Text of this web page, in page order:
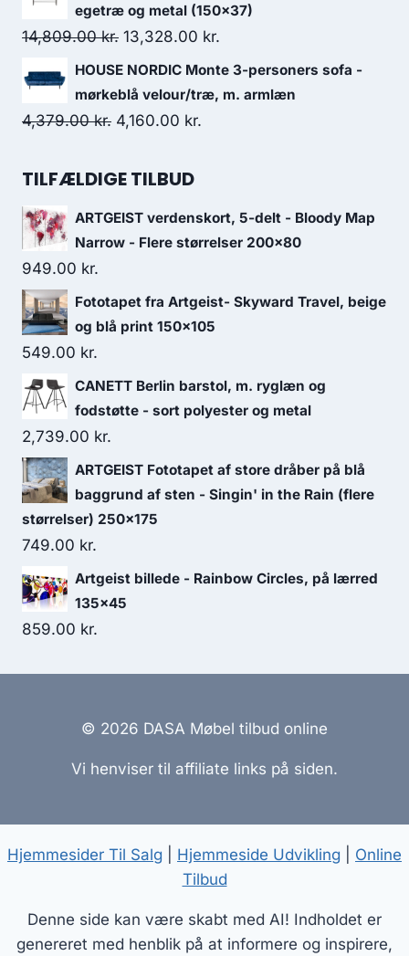
egetræ og metal (150x37)
14,809.00kr. 13,328.00 kr.
HOUSE NORDIC Monte 3-personers sofa -
mørkeblå velour/træ, m. armlæn
4,379.00kr. 4,160.00 kr.
TILFÆLDIGE TILBUD
ARTGEIST verdenskort, 5-delt - Bloody Map
Narrow - Flere størrelser 200x80
949.00 kr.
Fototapet fra Artgeist- Skyward Travel, beige
og blå print 150x105
549.00 kr.
CANETT Berlin barstol, m. ryglæn og
fodstøtte - sort polyester og metal
2,739.00 kr.
ARTGEIST Fototapet af store dråber på blå
baggrund af sten - Singin' in the Rain (flere
størrelser) 250x175
749.00 kr.
Artgeist billede - Rainbow Circles, på lærred
135x45
859.00 kr.
© 2026 DASA Møbel tilbud online
Vi henviser til affiliate links på siden.
Hjemmesider Til Salg Hjemmeside Udvikling
Online
Tilbud
Denne side kan være skabt med AI! Indholdet er
genereret med henblik på at informere og inspirere,